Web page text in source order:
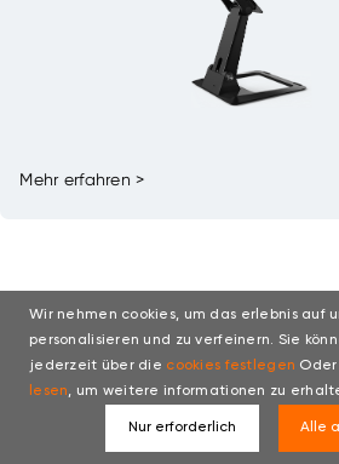
Mehr erfahren >
Wir nehmen cookies, um das erlebnis auf
personalisieren und zu verfeinern. Sie
jederzeit über die cookies festlegen Oder
lesen, um weitere informationen zu
Nur erforderlich Alle